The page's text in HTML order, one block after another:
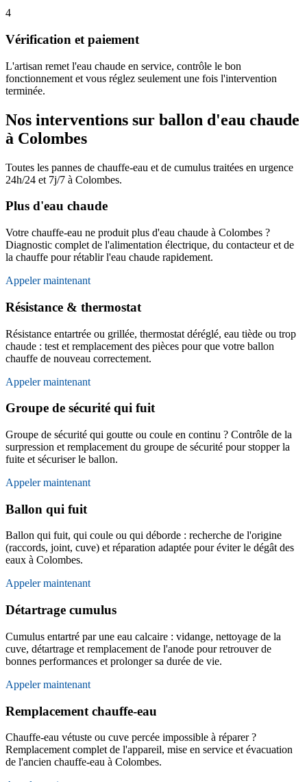
4
Vérification et paiement
L'artisan remet l'eau chaude en service, contrôle le bon
fonctionnement et vous réglez seulement une fois l'intervention
terminée.
Nos interventions sur ballon d'eau chaude
à Colombes
Toutes les pannes de chauffe-eau et de cumulus traitées en urgence
24h/24 et 7j/7 à Colombes.
Plus d'eau chaude
Votre chauffe-eau ne produit plus d'eau chaude à Colombes ?
Diagnostic complet de l'alimentation électrique, du contacteur et de
la chauffe pour rétablir l'eau chaude rapidement.
Appeler maintenant
Résistance & thermostat
Résistance entartrée ou grillée, thermostat déréglé, eau tiède ou trop
chaude : test et remplacement des pièces pour que votre ballon
chauffe de nouveau correctement.
Appeler maintenant
Groupe de sécurité qui fuit
Groupe de sécurité qui goutte ou coule en continu ? Contrôle de la
surpression et remplacement du groupe de sécurité pour stopper la
fuite et sécuriser le ballon.
Appeler maintenant
Ballon qui fuit
Ballon qui fuit, qui coule ou qui déborde : recherche de l'origine
(raccords, joint, cuve) et réparation adaptée pour éviter le dégât des
eaux à Colombes.
Appeler maintenant
Détartrage cumulus
Cumulus entartré par une eau calcaire : vidange, nettoyage de la
cuve, détartrage et remplacement de l'anode pour retrouver de
bonnes performances et prolonger sa durée de vie.
Appeler maintenant
Remplacement chauffe-eau
Chauffe-eau vétuste ou cuve percée impossible à réparer ?
Remplacement complet de l'appareil, mise en service et évacuation
de l'ancien chauffe-eau à Colombes.